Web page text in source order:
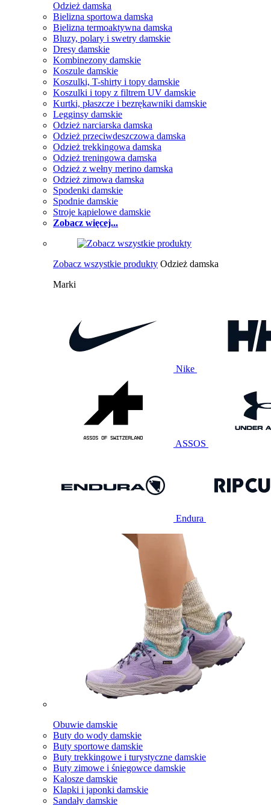
Odzież damska
Bielizna sportowa damska
Bielizna termoaktywna damska
Bluzy, polary i swetry damskie
Dresy damskie
Kombinezony damskie
Koszule damskie
Koszulki, T-shirty i topy damskie
Koszulki i topy z filtrem UV damskie
Kurtki, płaszcze i bezrękawniki damskie
Legginsy damskie
Odzież narciarska damska
Odzież przeciwdeszczowa damska
Odzież trekkingowa damska
Odzież treningowa damska
Odzież z wełny merino damska
Odzież zimowa damska
Spodenki damskie
Spodnie damskie
Stroje kąpielowe damskie
Zobacz więcej...
Zobacz wszystkie produkty Odzież damska
Marki
Nike
ASSOS
Endura
Obuwie damskie
Buty do wody damskie
Buty sportowe damskie
Buty trekkingowe i turystyczne damskie
Buty zimowe i śniegowce damskie
Kalosze damskie
Klapki i japonki damskie
Sandały damskie